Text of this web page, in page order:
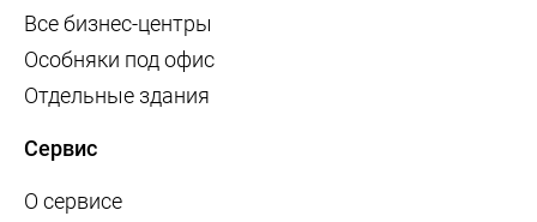
Все бизнес-центры
Особняки под офис
Отдельные здания
Сервис
О сервисе